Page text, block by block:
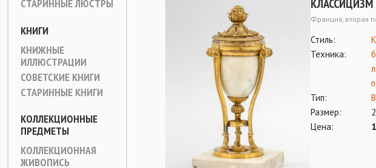
СТАРИННЫЕ ЛЮСТРЫ
КНИГИ
КНИЖНЫЕ
ИЛЛЮСТРАЦИИ
СОВЕТСКИЕ КНИГИ
СТАРИННЫЕ КНИГИ
КОЛЛЕКЦИОННЫЕ
ПРЕДМЕТЫ
КОЛЛЕКЦИОННАЯ
ЖИВОПИСЬ
КЛАССИЦИЗМ
Франция, вторая
Стиль:
Техника:
Тип:
Размер:
Цена: